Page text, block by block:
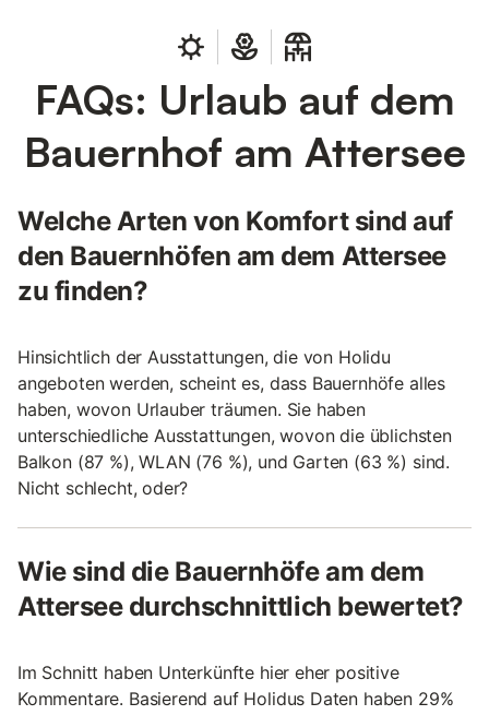
FAQs: Urlaub auf dem
Bauernhof am Attersee
Welche Arten von Komfort sind auf
den Bauernhöfen am dem Attersee
zu finden?
Hinsichtlich der Ausstattungen, die von Holidu
angeboten werden, scheint es, dass Bauernhöfe alles
haben, wovon Urlauber träumen. Sie haben
unterschiedliche Ausstattungen, wovon die üblichsten
Balkon (87 %), WLAN (76 %), und Garten (63 %) sind.
Nicht schlecht, oder?
Wie sind die Bauernhöfe am dem
Attersee durchschnittlich bewertet?
Im Schnitt haben Unterkünfte hier eher positive
Kommentare. Basierend auf Holidus Daten haben 29%